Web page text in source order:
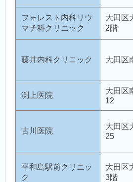
フォレスト内科リウ
マチ科クリニック
大田区
2階
藤井内科クリニック 大田区
渕上医院
大田区
12
古川医院
大田区
25
平和島駅前クリニッ
ク
大田区
3階